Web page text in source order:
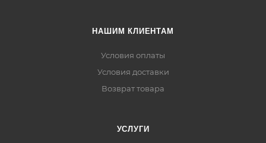
НАШИМ КЛИЕНТАМ
Условия оплаты
Условия доставки
Возврат товара
УСЛУГИ